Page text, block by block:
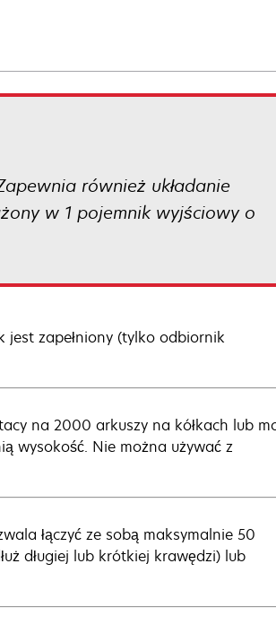
również układanie
w 1 pojemnik wyjściowy o
zapełniony (tylko odbiornik
na 2000 arkuszy na kółkach lub
wysokość. Nie można używać z
łączyć ze sobą maksymalnie 50
długiej lub krótkiej krawędzi) lub